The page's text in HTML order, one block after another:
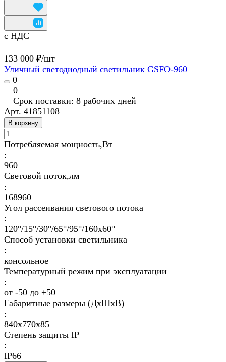
с НДС
133 000 ₽/шт
Уличный светодиодный светильник GSFO-960
0
0
Срок поставки: 8 рабочих дней
Арт. 41851108
В корзину
Потребляемая мощность,Вт
:
960
Световой поток,лм
:
168960
Угол рассеивания светового потока
:
120°/15°/30°/65°/95°/160х60°
Способ установки светильника
:
консольное
Температурный режим при эксплуатации
:
от -50 до +50
Габаритные размеры (ДхШхВ)
:
840х770х85
Степень защиты IP
:
IP66